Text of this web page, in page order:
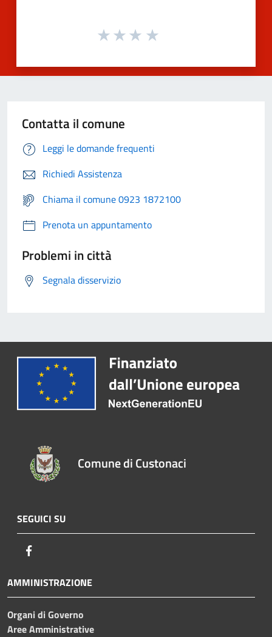
Contatta il comune
Leggi le domande frequenti
Richiedi Assistenza
Chiama il comune 0923 1872100
Prenota un appuntamento
Problemi in città
Segnala disservizio
Comune di Custonaci
SEGUICI SU
AMMINISTRAZIONE
Organi di Governo
Aree Amministrative